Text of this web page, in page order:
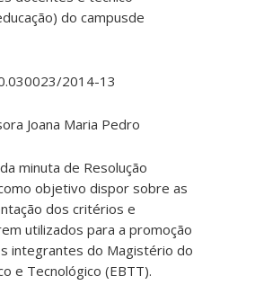
do campusde
2014-13
Joana Maria Pedro
minuta de Resolução
objetivo dispor sobre as
dos critérios e
utilizados para a promoção
integrantes do Magistério do
e Tecnológico (EBTT).